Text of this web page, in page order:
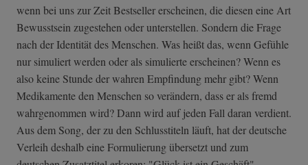
wenn bei uns zur Zeit Bestseller erscheinen, die diesen eine Art
Bewusstsein zugestehen oder unterstellen. Sondern die Frage
nach der Identität des Menschen. Was heißt das, wenn Gefühle
nur simuliert werden oder als simulierte erscheinen? Wenn es
also keine Stunde der wahren Empfindung mehr gibt? Wenn
Medikamente den Menschen so verändern, dass er als fremd
wahrgenommen wird? Dann wird auf jeden Fall daran verdient.
Aus dem Song, der zu den Schlusstiteln läuft, hat der deutsche
Verleih deshalb eine Formulierung übersetzt und zum